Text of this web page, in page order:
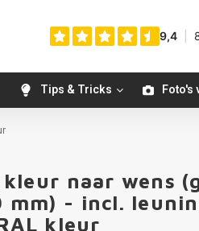
Tips & Tricks Foto's
naar wens
- incl.
kleur